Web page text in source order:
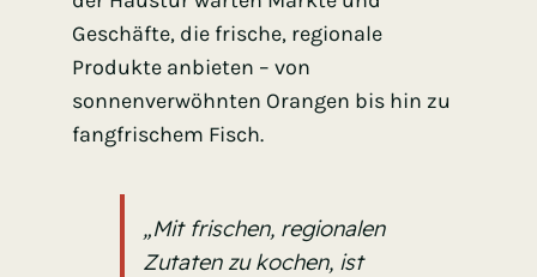
Geschäfte, die frische, regionale
Produkte anbieten – von
sonnenverwöhnten Orangen bis hin zu
fangfrischem Fisch.
„Mit frischen, regionalen
Zutaten zu kochen, ist